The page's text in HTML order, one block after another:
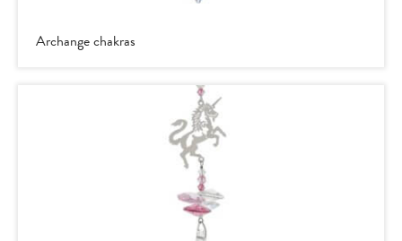
Archange chakras